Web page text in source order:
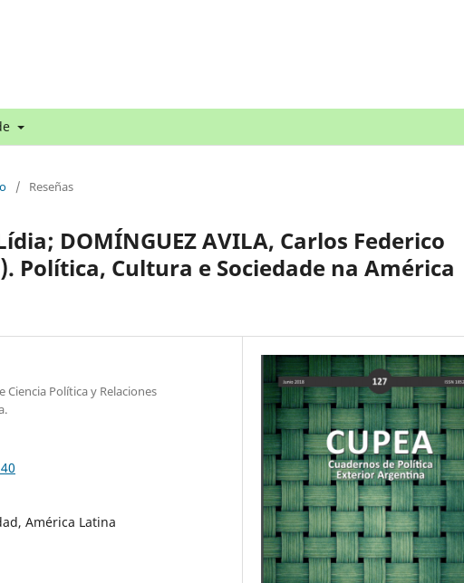
/ Reseñas
DOMÍNGUEZ AVILA, Carlos Federico
Política, Cultura e Sociedade na América
Política y Relaciones
América Latina